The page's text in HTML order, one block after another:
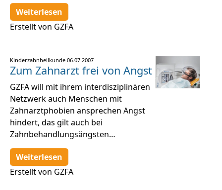
Weiterlesen
Erstellt von GZFA
Kinderzahnheilkunde 06.07.2007
Zum Zahnarzt frei von Angst
GZFA will mit ihrem interdisziplinären
Netzwerk auch Menschen mit
Zahnarztphobien ansprechen Angst
hindert, das gilt auch bei
Zahnbehandlungsängsten…
Weiterlesen
Erstellt von GZFA